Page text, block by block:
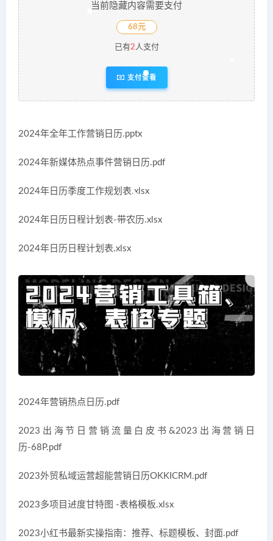
当前隐藏内容需要支付
68元
已有2 人支付
支付查看
2024年全年工作营销日历.pptx
2024年新媒体热点事件营销日历.pdf
2024年日历季度工作规划表.xlsx
2024年日历日程计划表-带农历.xlsx
2024年日历日程计划表.xlsx
2024年营销热点日历.pdf
2023出海节日营销流量白皮书&2023出海营销日
历-68P.pdf
2023外贸私域运营超能营销日历OKKICRM.pdf
2023多项目进度甘特图 -表格模板.xlsx
2023小红书最新实操指南：推荐、标题模板、封面.pdf